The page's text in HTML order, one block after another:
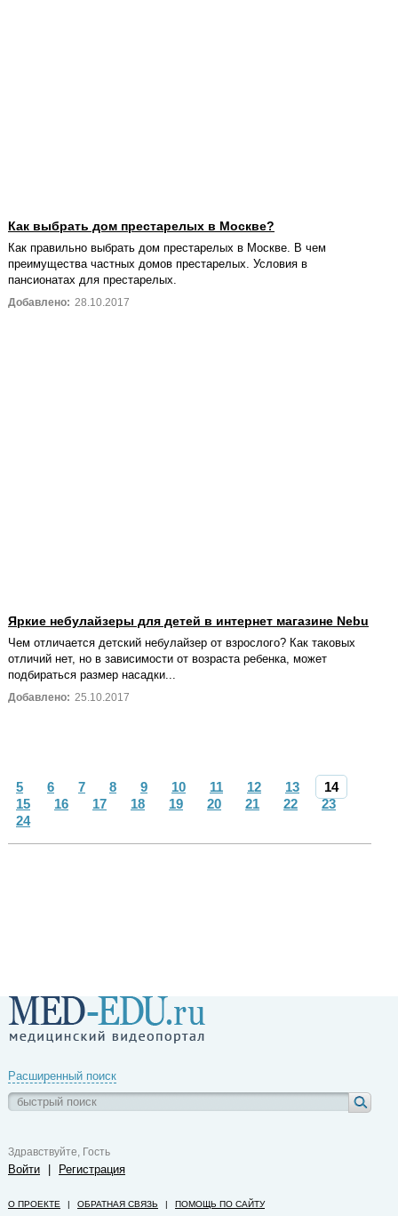
Как выбрать дом престарелых в Москве?
Как правильно выбрать дом престарелых в Москве. В чем
преимущества частных домов престарелых. Условия в
пансионатах для престарелых.
Добавлено: 28.10.2017
Яркие небулайзеры для детей в интернет магазине Nebu
Чем отличается детский небулайзер от взрослого? Как таковых
отличий нет, но в зависимости от возраста ребенка, может
подбираться размер насадки...
Добавлено: 25.10.2017
5 6 7 8 9 10 11 12 13
14
15
16 17 18 19 20 21 22
23
24
Расширенный поиск
Здравствуйте, Гость
Войти Регистрация
О ПРОЕКТЕ | ОБРАТНАЯ СВЯЗЬ | ПОМОЩЬ ПО САЙТУ